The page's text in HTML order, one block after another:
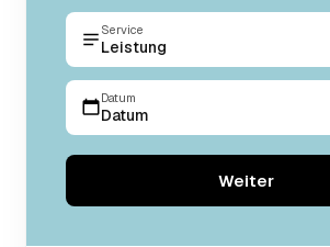
Service
Leistung
Datum
Datum
Weiter